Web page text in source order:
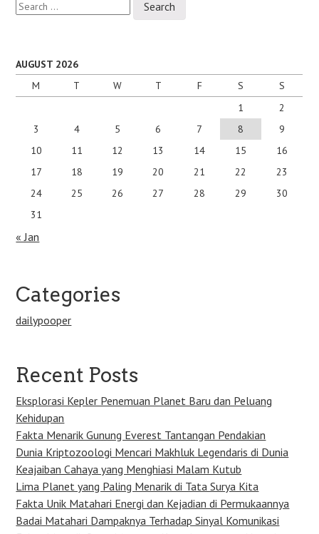
for:
AUGUST 2026
M
T W T F S
S
1
2
3
4 5 6 7 8
9
10
11 12 13 14 15
16
17
18 19 20 21 22
23
24
25 26 27 28 29
30
31
« Jan
Categories
dailypooper
Recent Posts
Eksplorasi Kepler Penemuan Planet Baru dan Peluang
Kehidupan
Fakta Menarik Gunung Everest Tantangan Pendakian
Dunia Kriptozoologi Mencari Makhluk Legendaris di Dunia
Keajaiban Cahaya yang Menghiasi Malam Kutub
Lima Planet yang Paling Menarik di Tata Surya Kita
Fakta Unik Matahari Energi dan Kejadian di Permukaannya
Badai Matahari Dampaknya Terhadap Sinyal Komunikasi